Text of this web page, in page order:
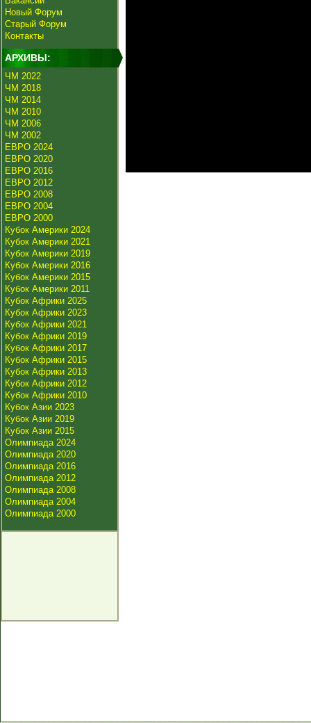
Новый Форум
Старый Форум
Контакты
АРХИВЫ:
ЧМ 2022
ЧМ 2018
ЧМ 2014
ЧМ 2010
ЧМ 2006
ЧМ 2002
ЕВРО 2024
ЕВРО 2020
ЕВРО 2016
ЕВРО 2012
ЕВРО 2008
ЕВРО 2004
ЕВРО 2000
Кубок Америки 2024
Кубок Америки 2021
Кубок Америки 2019
Кубок Америки 2016
Кубок Америки 2015
Кубок Америки 2011
Кубок Африки 2025
Кубок Африки 2023
Кубок Африки 2021
Кубок Африки 2019
Кубок Африки 2017
Кубок Африки 2015
Кубок Африки 2013
Кубок Африки 2012
Кубок Африки 2010
Кубок Азии 2023
Кубок Азии 2019
Кубок Азии 2015
Олимпиада 2024
Олимпиада 2020
Олимпиада 2016
Олимпиада 2012
Олимпиада 2008
Олимпиада 2004
Олимпиада 2000